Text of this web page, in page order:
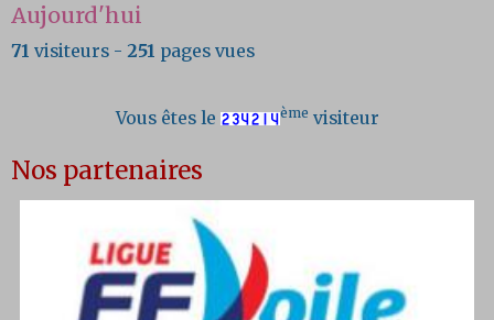
Aujourd'hui
71 visiteurs - 251 pages vues
Vous êtes le ème visiteur
Nos partenaires